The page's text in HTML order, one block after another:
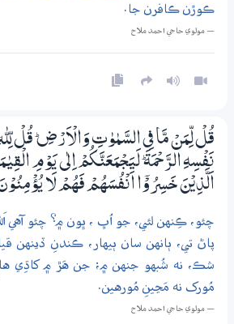
ڪوڙن ڪافرن جا.
— مولوي حاجي احمد ملاح
قُلْ لِّمَنْ مَّا فِي السَّمٰوٰتِ وَالْاَرْضِ ۭ قُلْ
نَفْسِهِ الرَّحْمَةَ ۭ لَيَجْمَعَنَّكُمْ اِلٰى يَوْمِ
اَلَّذِيْنَ خَسِرُوْٓا اَنْفُسَهُمْ فَهُمْ لَا
چئو، ڪِنهن لئي، جو اُڀ ، ڀون ۾؟ چئو آهي
پاڻ تي، ٻانهن سان ٻيهار، ڪندنِ ڏينهن
شڪ، نه شُبهو جنهن ۾؛ جن هَڙ ۾ کاڌِي هارِ،
مُورک نه مَڃينِ مُورهين.
— مولوي حاجي احمد ملاح